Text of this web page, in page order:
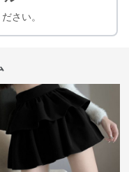
さい。